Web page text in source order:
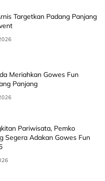
Targetkan Padang Panjang
Meriahkan Gowes Fun
Panjang
Pariwisata, Pemko
Segera Adakan Gowes Fun